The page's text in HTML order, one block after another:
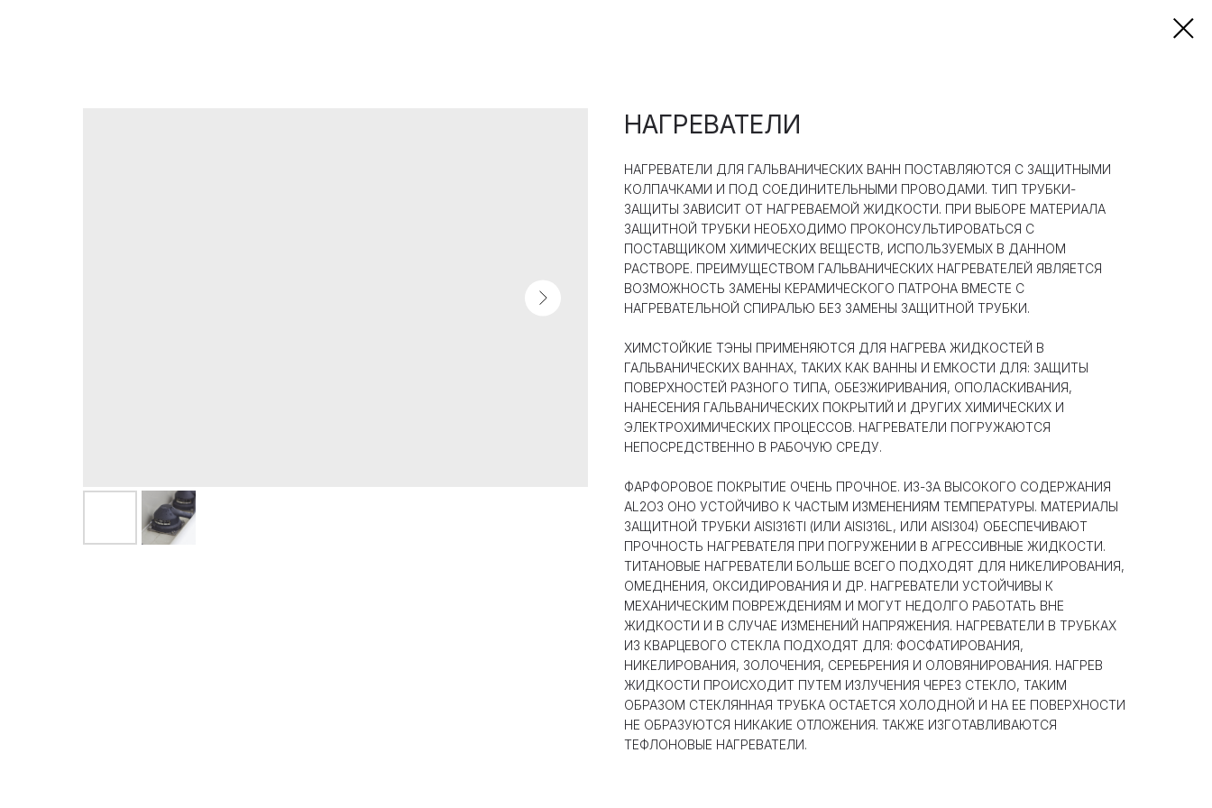
НАГРЕВАТЕЛИ
НАГРЕВАТЕЛИ ДЛЯ ГАЛЬВАНИЧЕСКИХ ВАНН ПОСТАВЛЯЮТСЯ С ЗАЩИТНЫМИ
КОЛПАЧКАМИ И ПОД СОЕДИНИТЕЛЬНЫМИ ПРОВОДАМИ. ТИП ТРУБКИ-
ЗАЩИТЫ ЗАВИСИТ ОТ НАГРЕВАЕМОЙ ЖИДКОСТИ. ПРИ ВЫБОРЕ МАТЕРИАЛА
ЗАЩИТНОЙ ТРУБКИ НЕОБХОДИМО ПРОКОНСУЛЬТИРОВАТЬСЯ С
ПОСТАВЩИКОМ ХИМИЧЕСКИХ ВЕЩЕСТВ, ИСПОЛЬЗУЕМЫХ В ДАННОМ
РАСТВОРЕ. ПРЕИМУЩЕСТВОМ ГАЛЬВАНИЧЕСКИХ НАГРЕВАТЕЛЕЙ ЯВЛЯЕТСЯ
ВОЗМОЖНОСТЬ ЗАМЕНЫ КЕРАМИЧЕСКОГО ПАТРОНА ВМЕСТЕ С
НАГРЕВАТЕЛЬНОЙ СПИРАЛЬЮ БЕЗ ЗАМЕНЫ ЗАЩИТНОЙ ТРУБКИ.
ХИМСТОЙКИЕ ТЭНЫ ПРИМЕНЯЮТСЯ ДЛЯ НАГРЕВА ЖИДКОСТЕЙ В
ГАЛЬВАНИЧЕСКИХ ВАННАХ, ТАКИХ КАК ВАННЫ И ЕМКОСТИ ДЛЯ: ЗАЩИТЫ
ПОВЕРХНОСТЕЙ РАЗНОГО ТИПА, ОБЕЗЖИРИВАНИЯ, ОПОЛАСКИВАНИЯ,
НАНЕСЕНИЯ ГАЛЬВАНИЧЕСКИХ ПОКРЫТИЙ И ДРУГИХ ХИМИЧЕСКИХ И
ЭЛЕКТРОХИМИЧЕСКИХ ПРОЦЕССОВ. НАГРЕВАТЕЛИ ПОГРУЖАЮТСЯ
НЕПОСРЕДСТВЕННО В РАБОЧУЮ СРЕДУ.
ФАРФОРОВОЕ ПОКРЫТИЕ ОЧЕНЬ ПРОЧНОЕ. ИЗ-ЗА ВЫСОКОГО СОДЕРЖАНИЯ
AL2O3 ОНО УСТОЙЧИВО К ЧАСТЫМ ИЗМЕНЕНИЯМ ТЕМПЕРАТУРЫ. МАТЕРИАЛЫ
ЗАЩИТНОЙ ТРУБКИ AISI316TI (ИЛИ AISI316L, ИЛИ AISI304) ОБЕСПЕЧИВАЮТ
ПРОЧНОСТЬ НАГРЕВАТЕЛЯ ПРИ ПОГРУЖЕНИИ В АГРЕССИВНЫЕ ЖИДКОСТИ.
ТИТАНОВЫЕ НАГРЕВАТЕЛИ БОЛЬШЕ ВСЕГО ПОДХОДЯТ ДЛЯ НИКЕЛИРОВАНИЯ,
ОМЕДНЕНИЯ, ОКСИДИРОВАНИЯ И ДР. НАГРЕВАТЕЛИ УСТОЙЧИВЫ К
МЕХАНИЧЕСКИМ ПОВРЕЖДЕНИЯМ И МОГУТ НЕДОЛГО РАБОТАТЬ ВНЕ
ЖИДКОСТИ И В СЛУЧАЕ ИЗМЕНЕНИЙ НАПРЯЖЕНИЯ. НАГРЕВАТЕЛИ В ТРУБКАХ
ИЗ КВАРЦЕВОГО СТЕКЛА ПОДХОДЯТ ДЛЯ: ФОСФАТИРОВАНИЯ,
НИКЕЛИРОВАНИЯ, ЗОЛОЧЕНИЯ, СЕРЕБРЕНИЯ И ОЛОВЯНИРОВАНИЯ. НАГРЕВ
ЖИДКОСТИ ПРОИСХОДИТ ПУТЕМ ИЗЛУЧЕНИЯ ЧЕРЕЗ СТЕКЛО, ТАКИМ
ОБРАЗОМ СТЕКЛЯННАЯ ТРУБКА ОСТАЕТСЯ ХОЛОДНОЙ И НА ЕЕ ПОВЕРХНОСТИ
НЕ ОБРАЗУЮТСЯ НИКАКИЕ ОТЛОЖЕНИЯ. ТАКЖЕ ИЗГОТАВЛИВАЮТСЯ
ТЕФЛОНОВЫЕ НАГРЕВАТЕЛИ.